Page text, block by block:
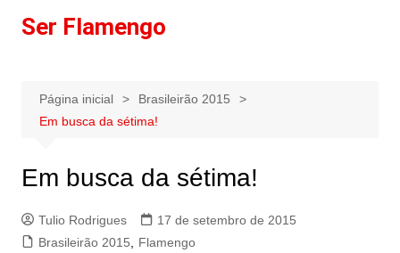
paraSer Flamengo
Página inicial
Brasileirão 2015
Em busca da sétima!
Em busca da sétima!
Tulio Rodrigues
17 de setembro de 2015
Brasileirão 2015
Flamengo